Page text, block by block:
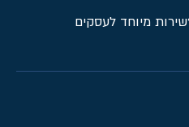
שירות מיוחד לעסקים